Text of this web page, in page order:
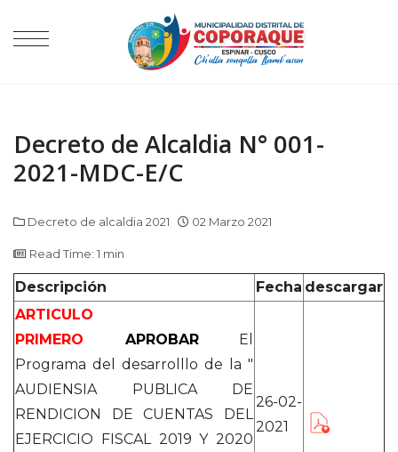
Decreto de Alcaldia N° 001-
2021-MDC-E/C
Decreto de alcaldia 2021 02 Marzo 2021
Read Time: 1 min
Descripción Fecha descargar
ARTICULO
PRIMERO
APROBAR
El
Programa del desarrolllo de la "
AUDIENSIA PUBLICA DE
RENDICION DE CUENTAS DEL
EJERCICIO FISCAL 2019 Y 2020
26-02-
2021